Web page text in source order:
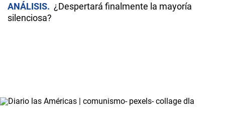
ANÁLISIS
¿Despertará finalmente la mayoría
silenciosa?